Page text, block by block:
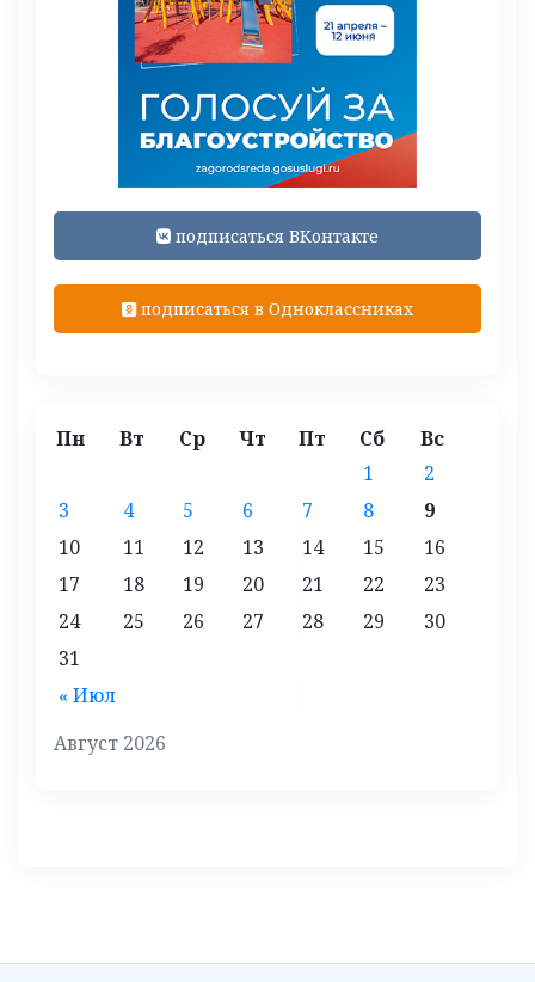
подписаться ВКонтакте
подписаться в Одноклассниках
Август 2026
Пн Вт Ср Чт Пт Сб Вс
« Июл
1
2
3
4 5 6 7 8
9
10
11 12 13 14 15
16
17
18 19 20 21 22
23
24
25 26 27 28 29
30
31